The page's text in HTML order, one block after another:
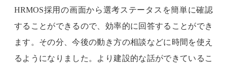
HRMOS採用の画面から選考ステータスを簡単に確認
することができるので、効率的に回答することができ
ます。その分、今後の動き方の相談などに時間を使え
るようになりました。より建設的な話ができているこ